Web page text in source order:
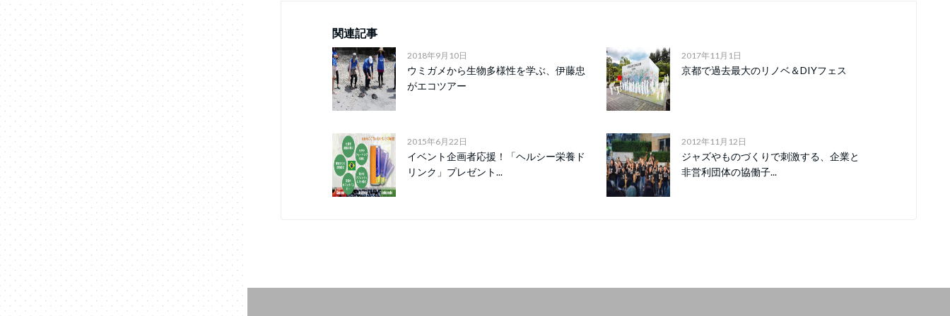
関連記事
2018年9月10日
ウミガメから生物多様性を学ぶ、伊藤忠
がエコツアー
2017年11月1日
京都で過去最大のリノベ＆DIYフェス
2015年6月22日
イベント企画者応援！「ヘルシー栄養ド
リンク」プレゼント...
2012年11月12日
ジャズやものづくりで刺激する、企業と
非営利団体の協働子...